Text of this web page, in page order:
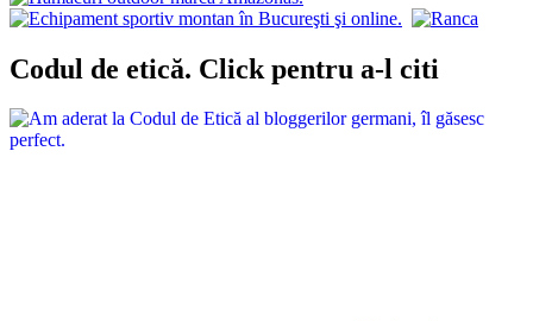
Codul de etică. Click pentru a-l citi